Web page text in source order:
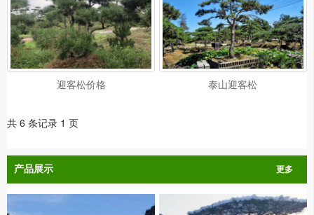
迎客松价格 泰山迎客松
共 6 条记录 1 页
产品展示 更多